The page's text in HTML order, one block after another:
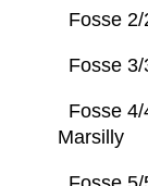
Fosse
Fosse
Fosse
Marsilly